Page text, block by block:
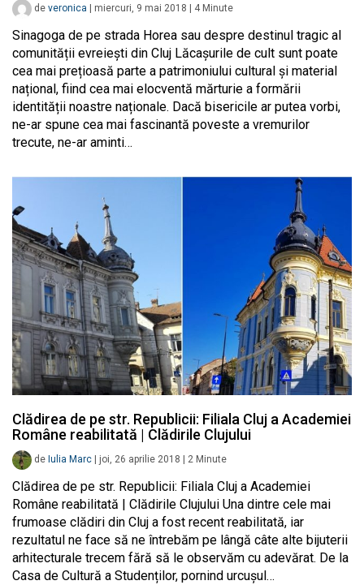
de veronica miercuri, 9 mai 2018 4 Minute
Sinagoga de pe strada Horea sau despre destinul tragic al
comunității evreiești din Cluj Lăcașurile de cult sunt poate
cea mai prețioasă parte a patrimoniului cultural și material
național, fiind cea mai elocventă mărturie a formării
identității noastre naționale. Dacă bisericile ar putea vorbi,
ne-ar spune cea mai fascinantă poveste a vremurilor
trecute, ne-ar aminti…
Clădirea de pe str. Republicii: Filiala Cluj a Academiei
Române reabilitată | Clădirile Clujului
de Iulia Marc joi, 26 aprilie 2018 2 Minute
Clădirea de pe str. Republicii: Filiala Cluj a Academiei
Române reabilitată | Clădirile Clujului Una dintre cele mai
frumoase clădiri din Cluj a fost recent reabilitată, iar
rezultatul ne face să ne întrebăm pe lângă câte alte bijuterii
arhitecturale trecem fără să le observăm cu adevărat. De la
Casa de Cultură a Studenților, pornind urcușul…